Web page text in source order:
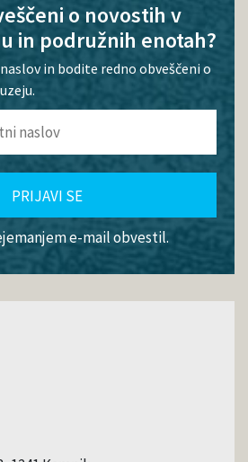
o novostih v
in podružnih enotah?
in bodite redno obveščeni o
PRIJAVI SE
e-mail obvestil.